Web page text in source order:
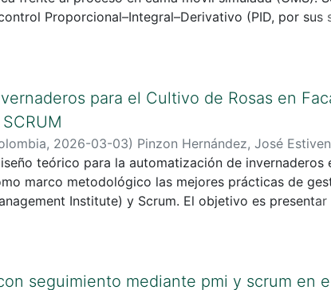
Proporcional–Integral–Derivativo (PID, por sus
basado en modelos (MPC), considerando al
una estrategia de control autónoma.
para el Cultivo de Rosas en
, 2026-03-03) Pinzon Hernández, José Estiven
teórico para la automatización de invernaderos
marco metodológico las mejores prácticas de
Institute) y Scrum. El objetivo es presentar
del sector, enfocándose en la sostenibilidad, la
seguimiento mediante pmi y scrum en